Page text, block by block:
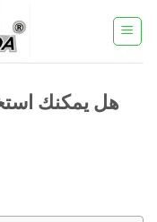
للمحتوى
هل يمكنك